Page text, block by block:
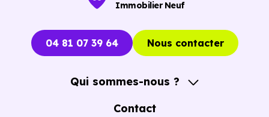
Immobilier Neuf
04 81 07 39 64 Nous contacter
Qui sommes-nous ?
A propos
Contact